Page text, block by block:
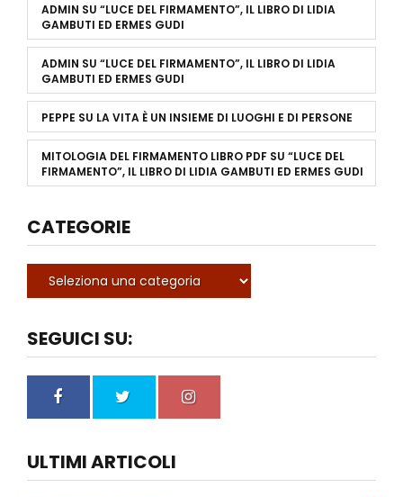
ADMIN SU “LUCE DEL FIRMAMENTO”, IL LIBRO DI LIDIA
GAMBUTI ED ERMES GUDI
ADMIN SU “LUCE DEL FIRMAMENTO”, IL LIBRO DI LIDIA
GAMBUTI ED ERMES GUDI
PEPPE SU LA VITA È UN INSIEME DI LUOGHI E DI PERSONE
MITOLOGIA DEL FIRMAMENTO LIBRO PDF SU “LUCE DEL
FIRMAMENTO”, IL LIBRO DI LIDIA GAMBUTI ED ERMES GUDI
CATEGORIE
SEGUICI SU:
ULTIMI ARTICOLI